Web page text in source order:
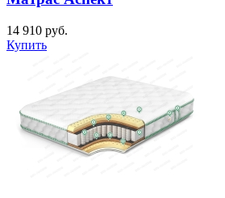
14 910 руб.
Купить